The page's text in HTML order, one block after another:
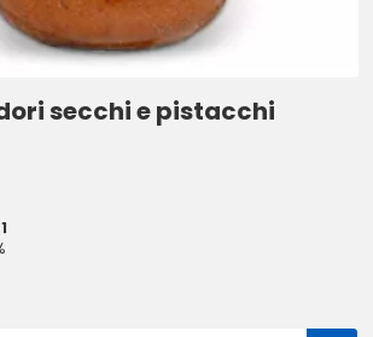
secchi e pistacchi